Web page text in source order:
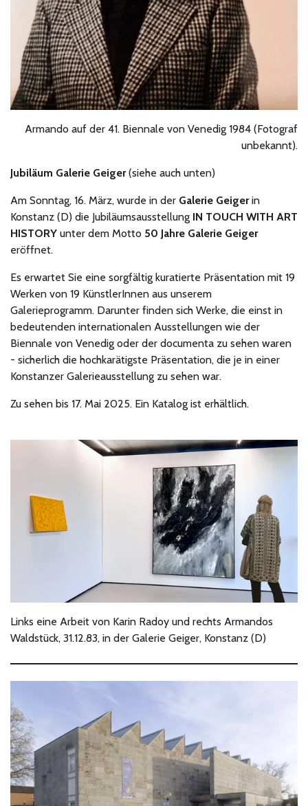
Armando auf der 41. Biennale von Venedig 1984 (Fotograf
unbekannt).
Jubiläum Galerie Geiger(siehe auch unten)
Am Sonntag, 16. März, wurde in der Galerie Geigerin
Konstanz (D) die Jubiläumsausstellung IN TOUCH WITH ART
HISTORY unter dem Motto 50 Jahre Galerie Geiger
eröffnet.
Es erwartet Sie eine sorgfältig kuratierte Präsentation mit 19
Werken von 19 KünstlerInnen aus unserem
Galerieprogramm. Darunter finden sich Werke, die einst in
bedeutenden internationalen Ausstellungen wie der
Biennale von Venedig oder der documenta zu sehen waren
- sicherlich die hochkarätigste Präsentation, die je in einer
Konstanzer Galerieausstellung zu sehen war.
Zu sehen bis 17. Mai 2025. Ein Katalog ist erhältlich.
Links eine Arbeit von Karin Radoy und rechts Armandos
Waldstück, 31.12.83, in der Galerie Geiger, Konstanz (D)